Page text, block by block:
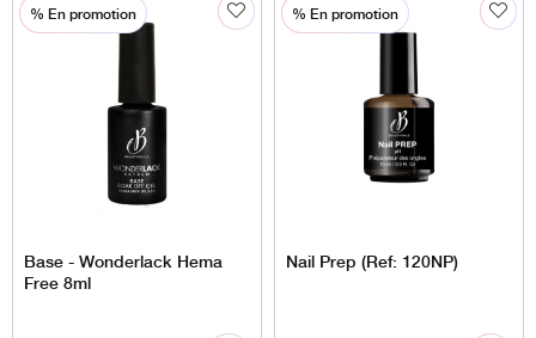
% En promotion
Base - Wonderlack Hema
Free 8ml
% En promotion
Nail Prep (Ref: 120NP)